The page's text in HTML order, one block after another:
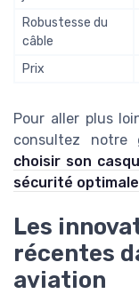
Robustesse du
câble
Prix
Pour aller plus
consultez notre
choisir son
sécurité optimale
Les
récentes
aviation